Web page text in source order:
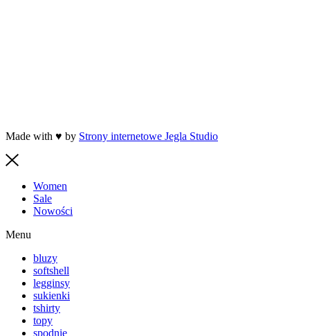
Made with ♥ by Strony internetowe Jegla Studio
Women
Sale
Nowości
Menu
bluzy
softshell
legginsy
sukienki
tshirty
topy
spodnie